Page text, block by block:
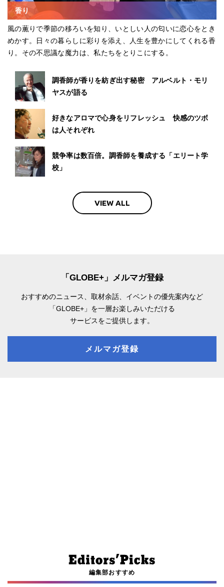
香り
風の薫りで季節の移ろいを知り、いとしい人の匂いに恋心をとき
めかす。日々の暮らしに彩りを添え、人生を豊かにしてくれる香
り。その不思議な魔力は、私たちをとりこにする。
調香師が香りを紡ぎ出す秘密 アルベルト・モリ
ヤスが語る
好きなアロマで心身をリフレッシュ 快感のツボ
は人それぞれ
競争率は数百倍。調香師を養成する「エリート学
校」
VIEW ALL
「GLOBE+」メルマガ登録
おすすめのニュース、取材余話、 イベントの優先案内など
「GLOBE+」を一層お楽しみいただける
サービスをご提供します。
メルマガ登録
編集部おすすめ